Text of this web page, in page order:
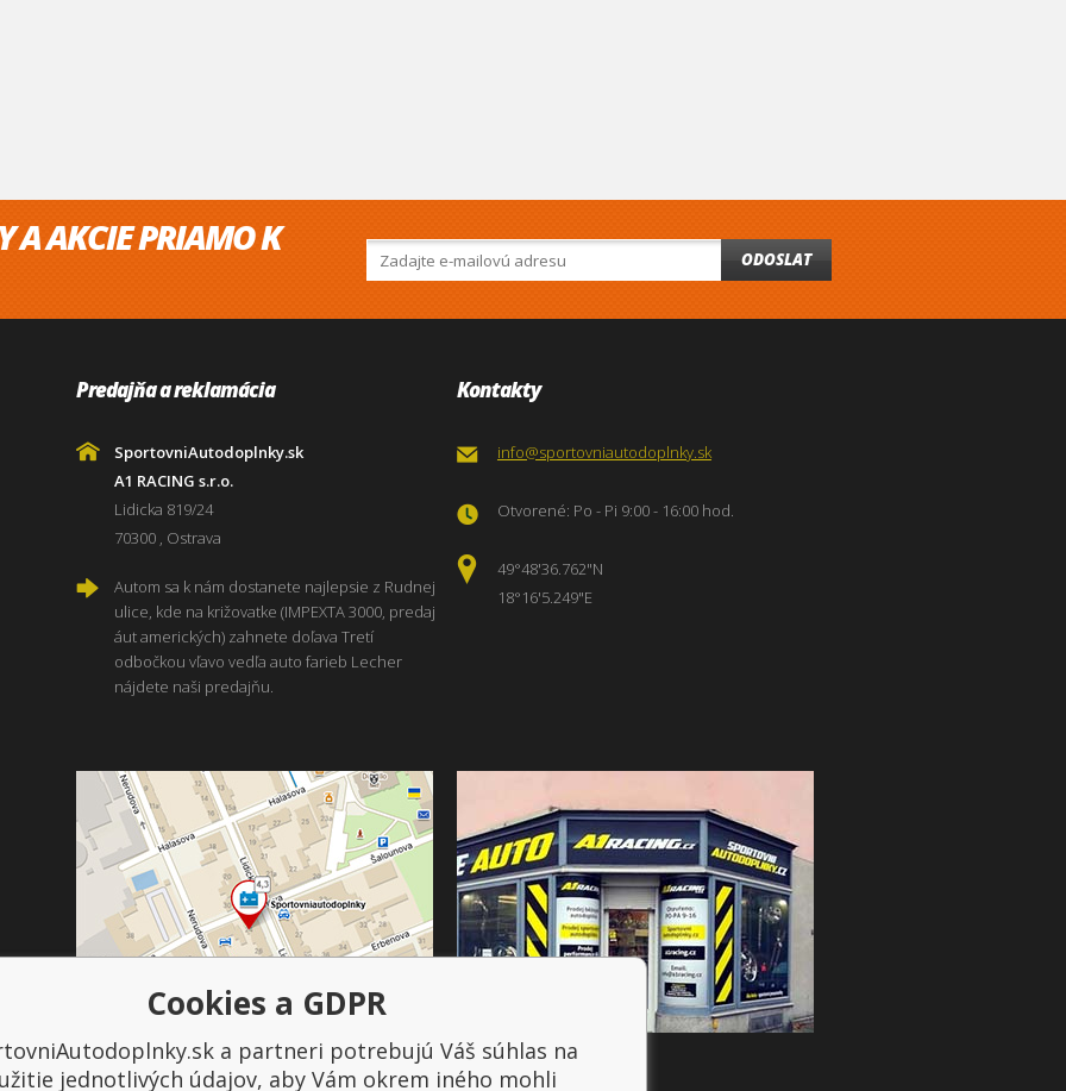
A AKCIE PRIAMO K
ODOSLAT
Predajňa a reklamácia
SportovniAutodoplnky.sk
A1 RACING s.r.o.
Lidicka 819/24
70300 , Ostrava
Autom sa k nám dostanete najlepsie z Rudnej
ulice, kde na križovatke (IMPEXTA 3000, predaj
áut amerických) zahnete doľava Tretí
odbočkou vľavo vedľa auto farieb Lecher
nájdete naši predajňu.
Kontakty
info@sportovniautodoplnky.sk
Otvorené: Po - Pi 9:00 - 16:00 hod.
49°48'36.762"N
18°16'5.249"E
Platba a doprava
Cookies a GDPR
a partneri potrebujú Váš súhlas na
jednotlivých údajov, aby Vám okrem iného mohli